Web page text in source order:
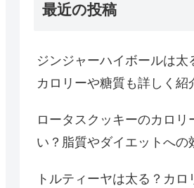
最近の投稿
ジンジャーハイボールは太
カロリーや糖質も詳しく紹
ロータスクッキーのカロリ
い？脂質やダイエットへの
トルティーヤは太る？カロ